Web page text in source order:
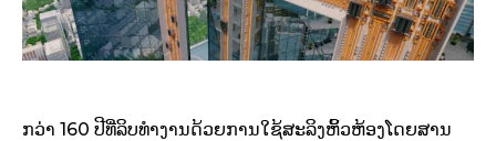
ກວ່າ 160 ປີທີ່ລິບທຳງານດ້ວຍການໃຊ້ສະລິງຫິ້ວຫ້ອງໂດຍສານ